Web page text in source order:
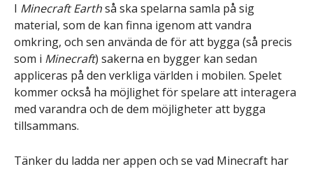
I Minecraft Earthså ska spelarna samla på sig
material, som de kan finna igenom att vandra
omkring, och sen använda de för att bygga (så precis
som i Minecraft) sakerna en bygger kan sedan
appliceras på den verkliga världen i mobilen. Spelet
kommer också ha möjlighet för spelare att interagera
med varandra och de dem möjligheter att bygga
tillsammans.
Tänker du ladda ner appen och se vad Minecraft har